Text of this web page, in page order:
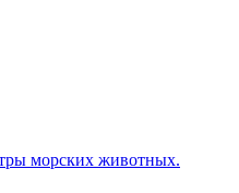
морских животных.